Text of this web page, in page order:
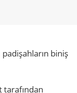
biniş
tarafından